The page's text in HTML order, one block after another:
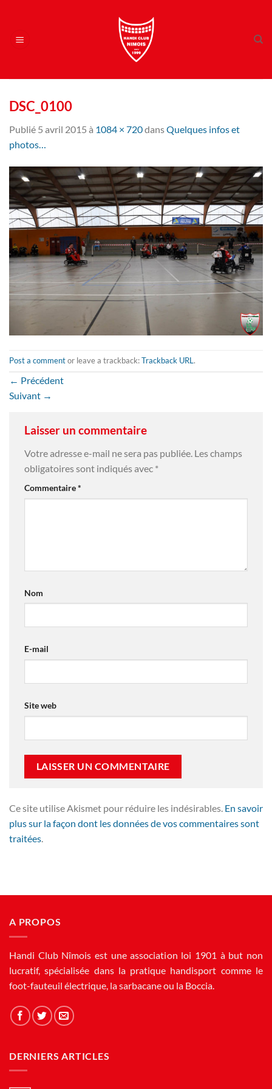
contenu
DSC_0100
Publié 5 avril 2015 à 1084 × 720dansQuelques infos et
photos…
Post a commentor leave a trackback:Trackback URL.
← Précédent
Suivant →
Laisser un commentaire
Votre adresse e-mail ne sera pas publiée. Les champs
obligatoires sont indiqués avec *
Commentaire*
Nom
E-mail
Site web
Ce site utilise Akismet pour réduire les indésirables. En savoir
plus sur la façon dont les données de vos commentaires sont
traitées.
A PROPOS
Handi Club Nîmois est une association loi 1901 à but non
lucratif, spécialisée dans la pratique handisport comme le
foot-fauteuil électrique, la sarbacane ou la Boccia.
DERNIERS ARTICLES